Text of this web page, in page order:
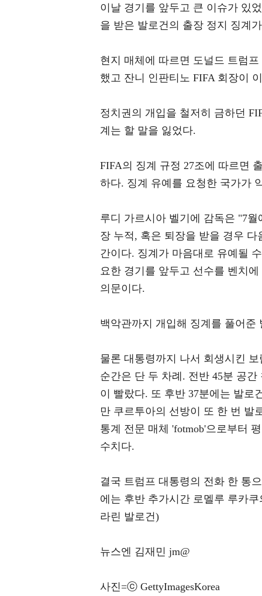
이날 경기를 앞두고 큰 이슈가 있
을 받은 발로건의 출장 정지 징계
현지 매체에 따르면 도널드 트럼
했고 잔니 인판티노 FIFA 회장이
정치권의 개입을 철저히 금하던
계는 할 말을 잃었다.
FIFA의 징계 규정 27조에 따르면
하다. 징계 유예를 요청한 국가가
루디 가르시아 벨기에 감독은 "7
장 누적, 혹은 퇴장을 받을 경우
간이다. 징계가 마음대로 유예될
요한 경기를 앞두고 선수를 벤치
의문이다.
백악관까지 개입해 징계를 풀어
물론 대통령까지 나서 회생시킨
순간은 단 두 차례. 전반 45분 공
이 빨랐다. 또 후반 37분에는 발로
만 쿠르투아의 선방이 또 한 번 발
통계 전문 매체 'fotmob'으로부터
수치다.
결국 트럼프 대통령의 전화 한 통
에는 후반 추가시간 로멜루 루카
라린 발로건)
뉴스엔 김재민 jm@
사진=ⓒ GettyImagesKorea